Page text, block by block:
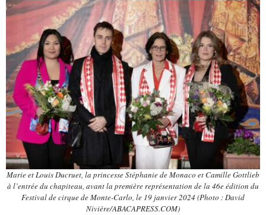
Marie et Louis Ducruet, la princesse Stéphanie de Monaco et Camille Gottlieb
à l’entrée du chapiteau, avant la première représentation de la 46e édition du
Festival de cirque de Monte-Carlo, le 19 janvier 2024 (Photo : David
Nivière/ABACAPRESS.COM)